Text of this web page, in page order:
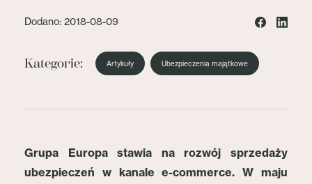
Dodano: 2018-08-09
Kategorie: Artykuły Ubezpieczenia majątkowe
Grupa Europa stawia na rozwój sprzedaży
ubezpieczeń w kanale e-commerce. W maju